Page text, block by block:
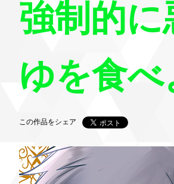
強制的
ゆを食べ
この作品をシェア